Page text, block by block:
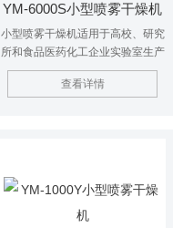
YM-6000S小型喷雾干燥机
小型喷雾干燥机适用于高校、研究
所和食品医药化工企业实验室生产
微量颗粒粉末，对所有溶液如乳浊
液、悬浮液具有广泛适用性, 适用
材料在干燥后仍维持其活性成份不
变。
查看详情